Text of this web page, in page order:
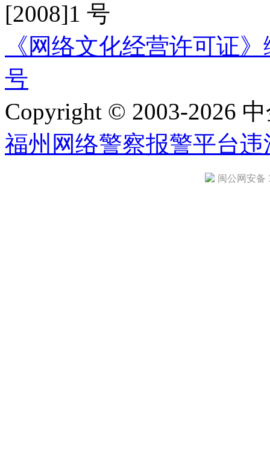
[2008]1 号
《网络文化经营许可证
号
Copyright © 2003-2026
福州网络警察报警平台违
闽公网安备